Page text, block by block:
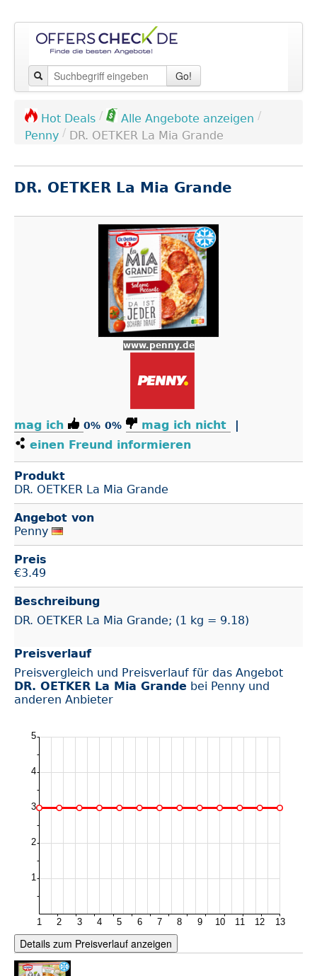
Go!
Hot Deals / Alle Angebote anzeigen /
Penny / DR. OETKER La Mia Grande
DR. OETKER La Mia Grande
www.penny.de
mag ich 0% 0% mag ich nicht
einen Freund informieren
Produkt
DR. OETKER La Mia Grande
Angebot von
Penny
Preis
€3.49
Beschreibung
DR. OETKER La Mia Grande; (1 kg = 9.18)
Preisverlauf
Preisvergleich und Preisverlauf für das Angebot
DR. OETKER La Mia Grande bei Penny und
anderen Anbieter
Details zum Preisverlauf anzeigen